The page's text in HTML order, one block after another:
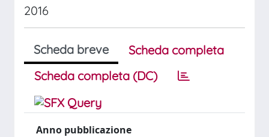
2016
Scheda breve
Scheda completa
Scheda completa (DC)
Anno pubblicazione